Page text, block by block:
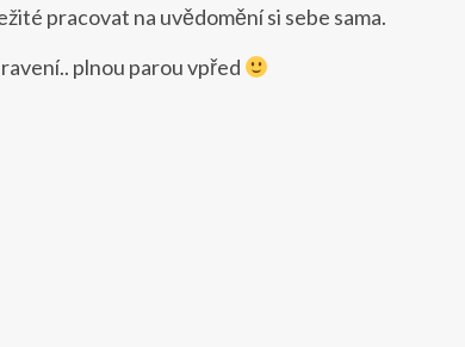
pracovat na uvědomění si sebe sama.
plnou parou vpřed